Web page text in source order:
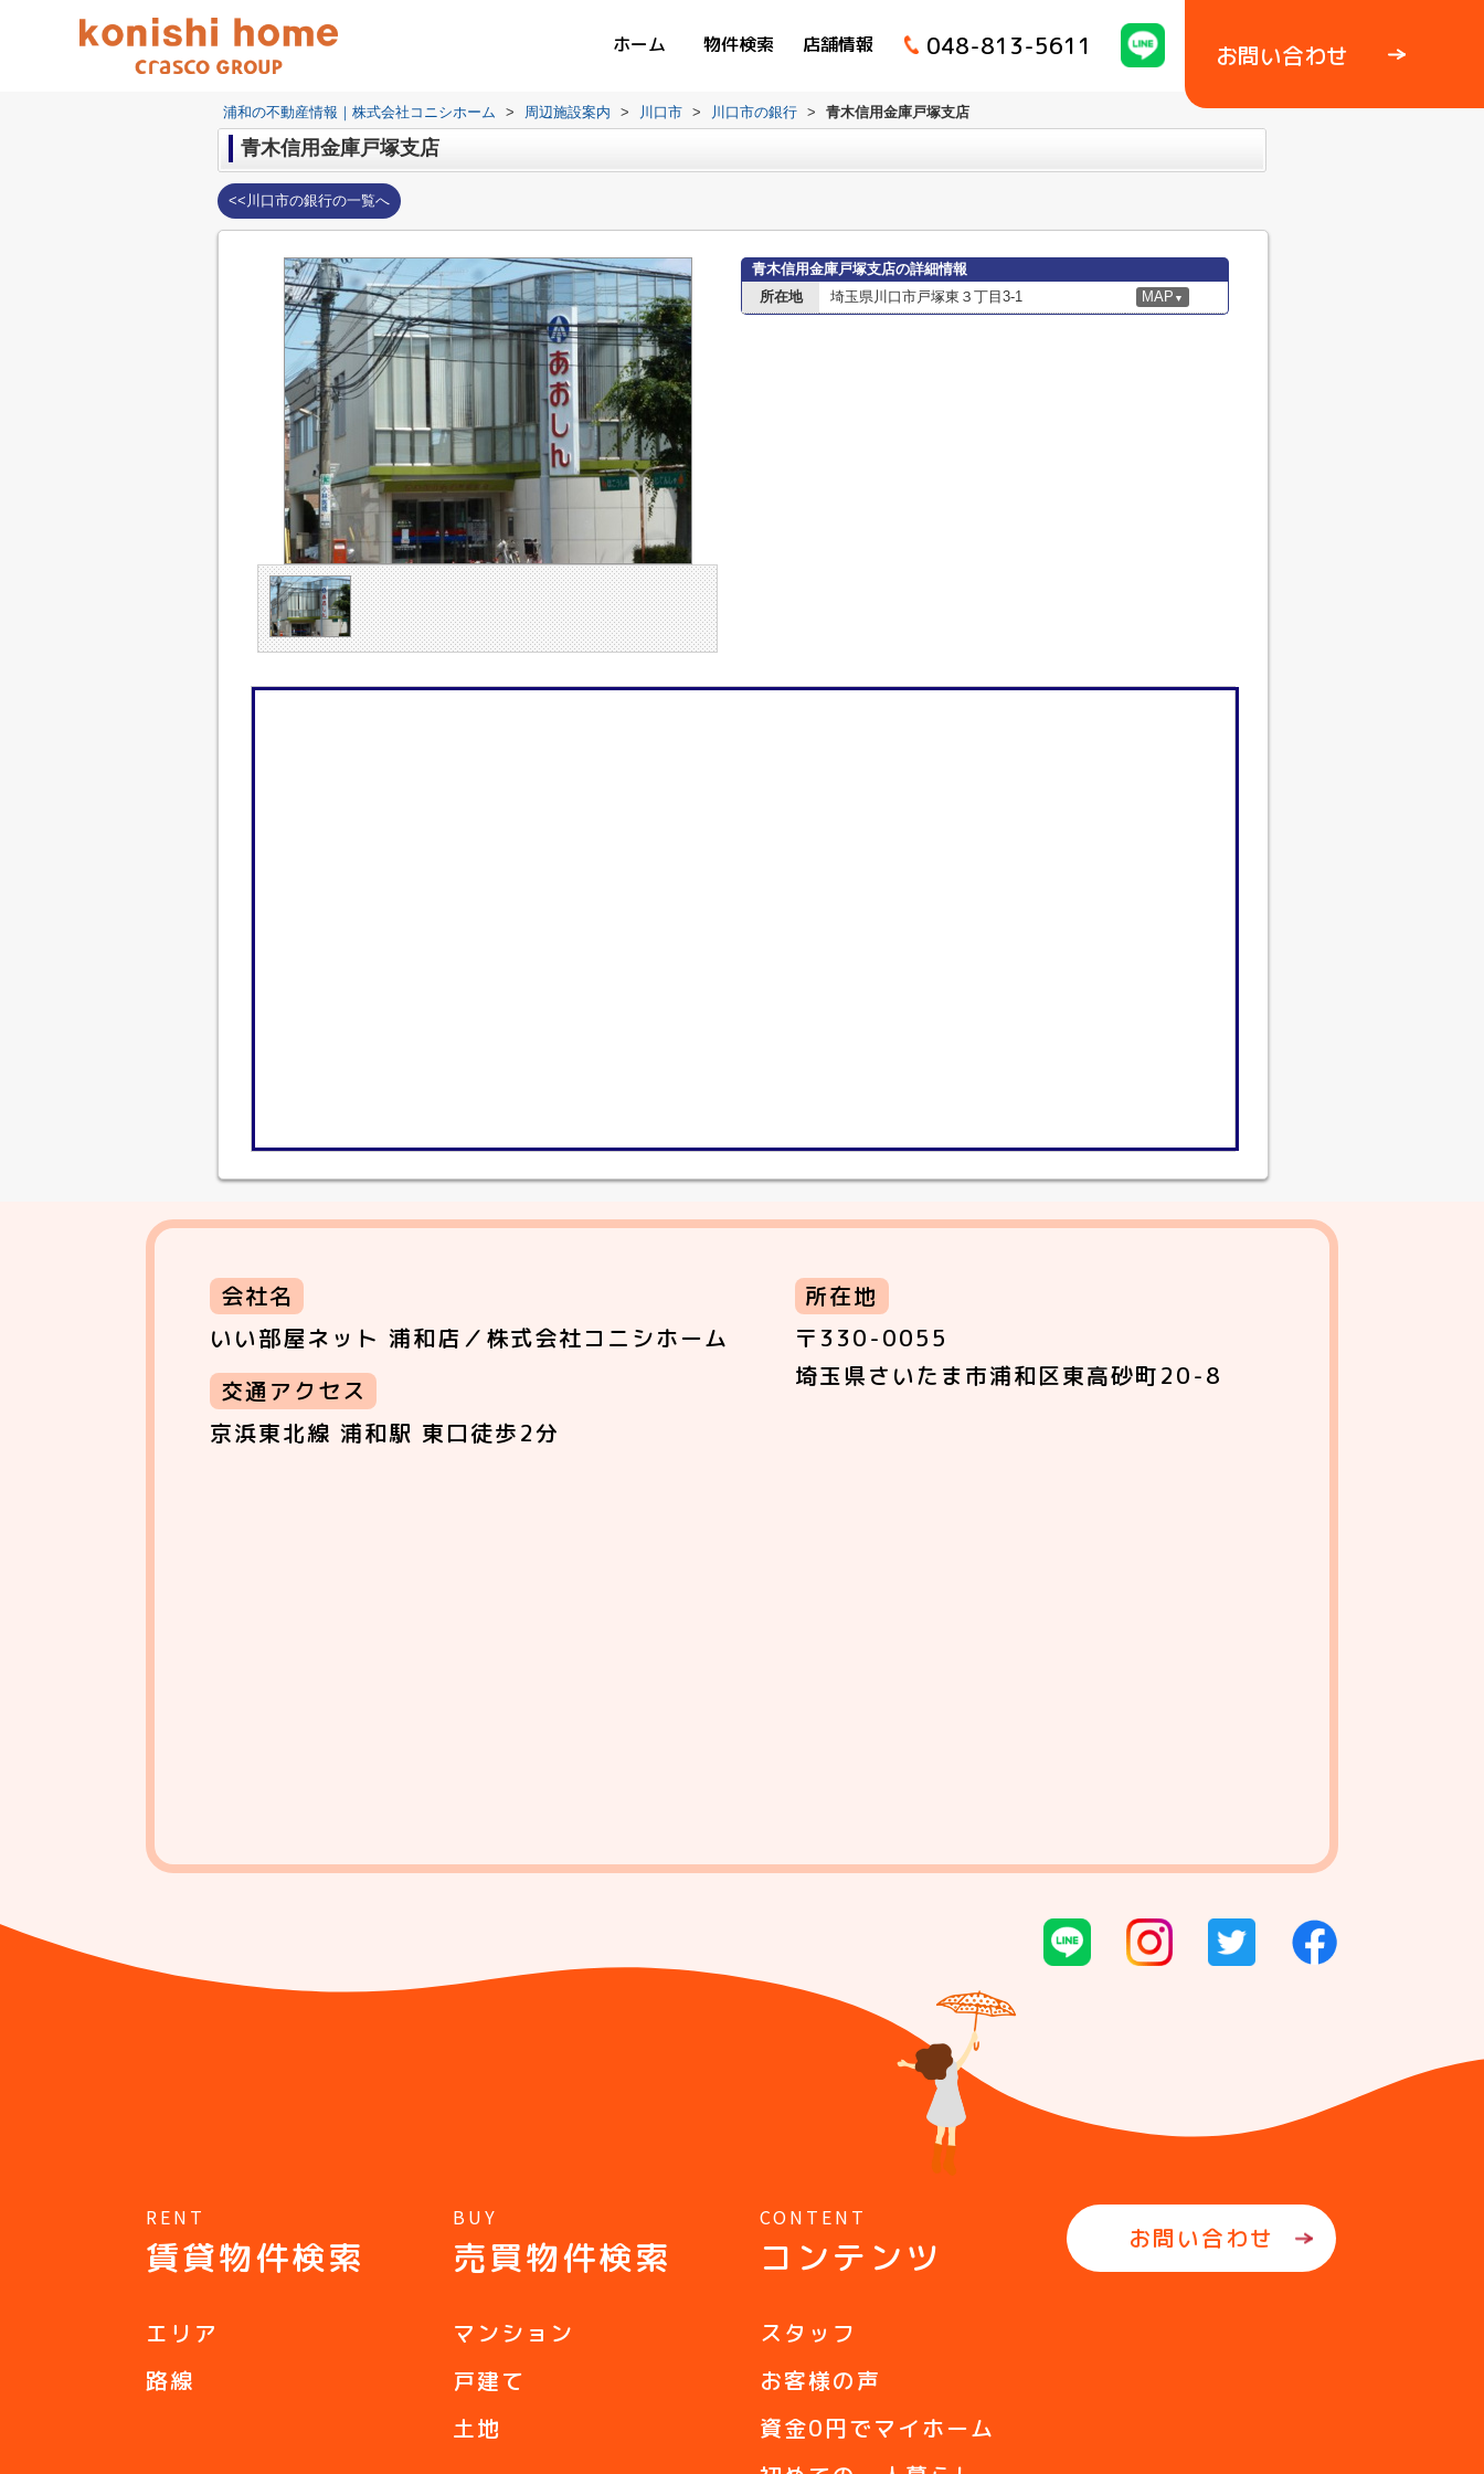
ホーム 物件検索 店舗情報 048-813-5611 お問い合わせ
浦和の不動産情報｜株式会社コニシホーム > 周辺施設案内 > 川口市 > 川口市の銀行 > 青木信用金庫戸塚支店
青木信用金庫戸塚支店
<<川口市の銀行の一覧へ
青木信用金庫戸塚支店の詳細情報
所在地
埼玉県川口市戸塚東３丁目3-1 MAP ▼
会社名
いい部屋ネット 浦和店／株式会社コニシホーム
交通アクセス
京浜東北線 浦和駅 東口徒歩2分
所在地
〒330-0055
埼玉県さいたま市浦和区東高砂町20-8
RENT
賃貸物件検索
エリア
路線
BUY
売買物件検索
マンション
戸建て
土地
CONTENT
コンテンツ
スタッフ
お客様の声
資金0円でマイホーム
お問い合わせ